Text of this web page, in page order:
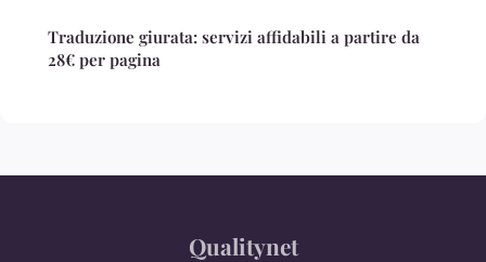
Traduzione giurata: servizi affidabili a partire da
28€ per pagina
Qualitynet